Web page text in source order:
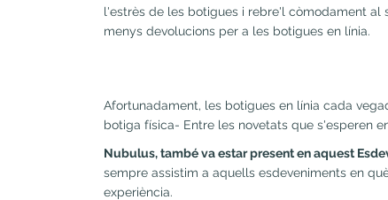
l'estrès de les botigues i rebre'l còmodament al
menys devolucions per a les botigues en línia.
Afortunadament, les botigues en línia cada
botiga física- Entre les novetats que s'esperen
Nubulus, també va estar present en aquest
sempre assistim a aquells esdeveniments en
experiència.